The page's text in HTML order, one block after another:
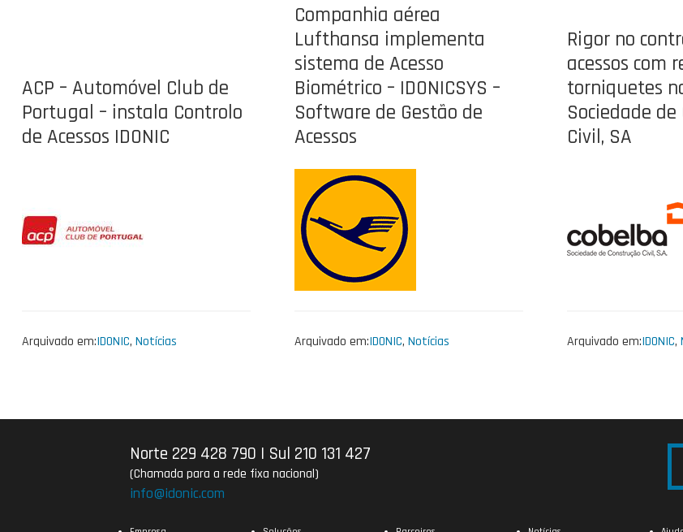
ACP – Automóvel Club de
Portugal – instala Controlo
de Acessos IDONIC
Arquivado em:IDONIC, Notícias
Companhia aérea
Lufthansa implementa
sistema de Acesso
Biométrico – IDONICSYS –
Software de Gestão de
Acessos
Arquivado em:IDONIC, Notícias
Rigor no
acessos com
torniquetes
Sociedade
Civil, SA
Arquivado em:IDONIC,
Norte 229 428 790 | Sul 210 131 427
(Chamada para a rede fixa nacional)
info@idonic.com